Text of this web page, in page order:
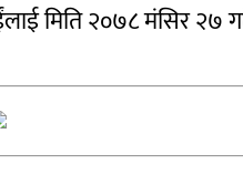
मिति २०७८ मंसिर २७